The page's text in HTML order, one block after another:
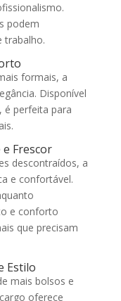
podem
trabalho.
formais, a
Disponível
é perfeita para
e Frescor
descontraídos, a
e confortável.
e conforto
que precisam
Estilo
mais bolsos e
oferece